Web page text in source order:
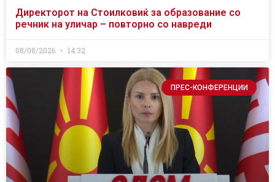
Директорот на Стоилковиќ за образование со
речник на уличар – повторно со навреди
08/08/2026 14:32
ПРЕС-КОНФЕРЕНЦИИ